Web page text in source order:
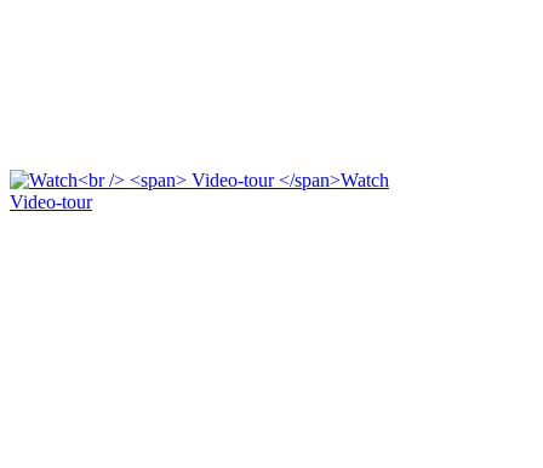
Watch
Video-tour